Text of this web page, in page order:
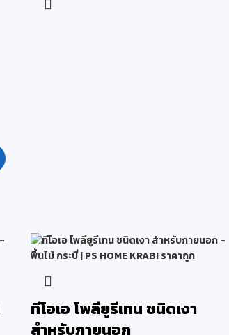
ทีโอเอ โพลียูรีเทน ชนิดเงา
สำหรับภายนอก